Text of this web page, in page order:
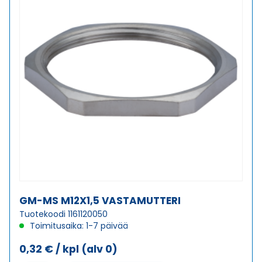
GM-MS M12X1,5 VASTAMUTTERI
Tuotekoodi 1161120050
Toimitusaika: 1-7 päivää
0,32 € / kpl (alv 0)